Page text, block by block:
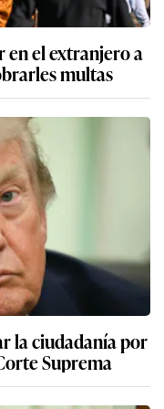
en el extranjero a
multas
la ciudadanía por
Suprema